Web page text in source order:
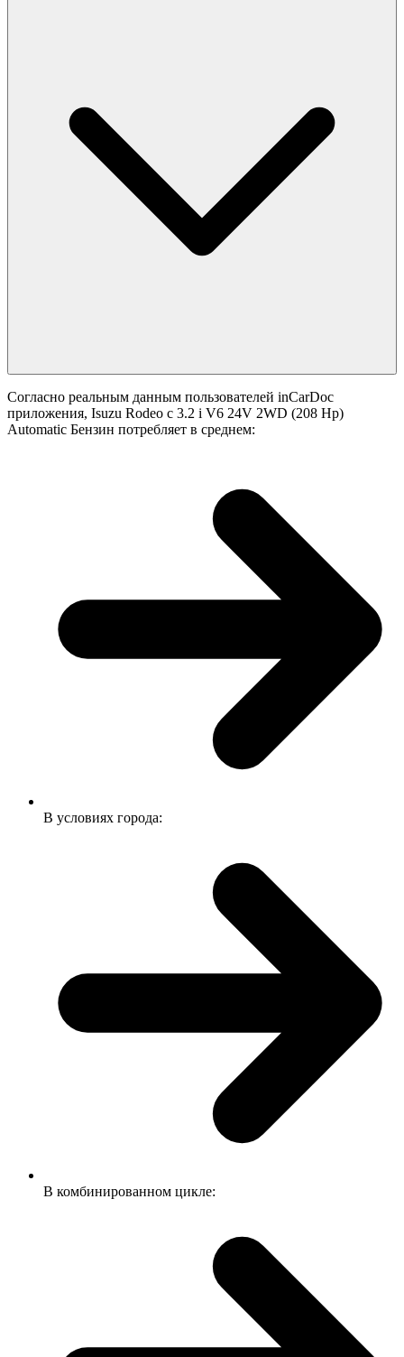
Согласно реальным данным пользователей inCarDoc
приложения, Isuzu Rodeo с 3.2 i V6 24V 2WD (208 Hp)
Automatic Бензин потребляет в среднем:
В условиях города:
В комбинированном цикле: